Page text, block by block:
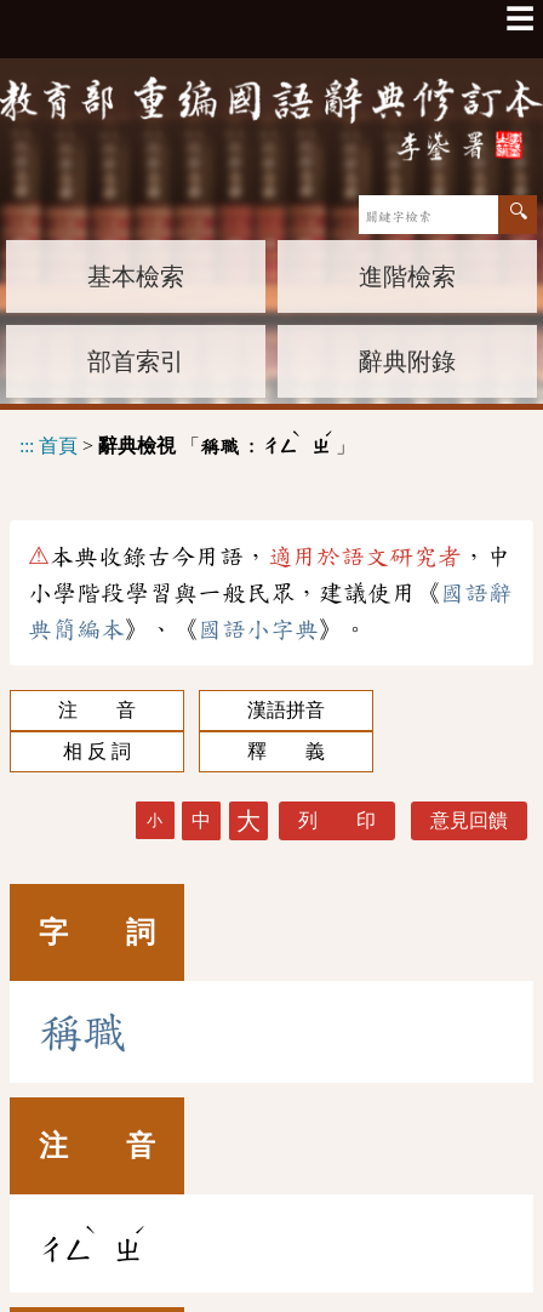
☰
基本檢索 進階檢索
部首索引 辭典附錄
::: 首頁 > 辭典檢視「 稱職 : ㄔㄥ
ˋ
ㄓ
ˊ
」
⚠本典收錄古今用語， 適用於語文研究者 ，中
小學階段學習與一般民眾，建議使用《 國語辭
典簡編本》、《 國語小字典》。
注 音
漢語拼音
相 反 詞
釋 義
小 中 大 列 印 意見回饋
字 詞
稱職
注 音
ㄔㄥ
ˋ
ㄓ
ˊ